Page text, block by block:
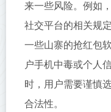
来一些风险。例如
社交平台的相关规
一些山寨的抢红包
户手机中毒或个人
时，用户需要谨慎
合法性。